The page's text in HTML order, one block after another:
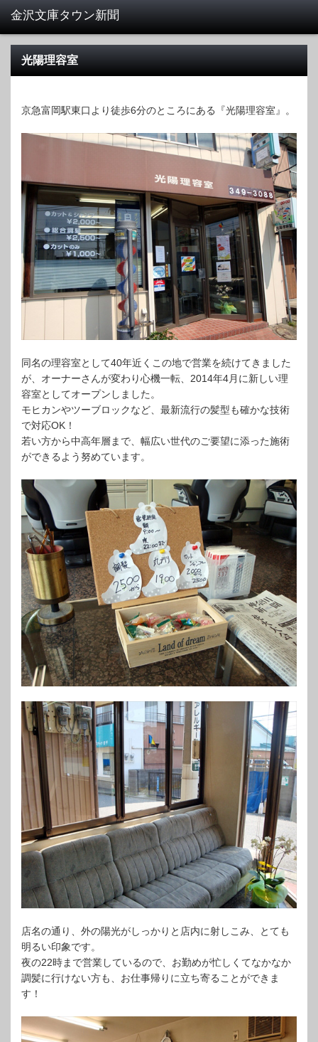
光陽理容室
京急富岡駅東口より徒歩6分のところにある『光陽理容室』。
同名の理容室として40年近くこの地で営業を続けてきました
が、オーナーさんが変わり心機一転、2014年4月に新しい理
容室としてオープンしました。
モヒカンやツーブロックなど、最新流行の髪型も確かな技術
で対応OK！
若い方から中高年層まで、幅広い世代のご要望に添った施術
ができるよう努めています。
店名の通り、外の陽光がしっかりと店内に射しこみ、とても
明るい印象です。
夜の22時まで営業しているので、お勤めが忙しくてなかなか
調髪に行けない方も、お仕事帰りに立ち寄ることができま
す！